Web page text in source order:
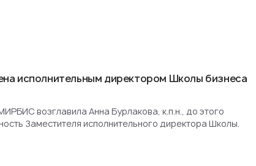
исполнительным директором Школы бизнеса
возглавила Анна Бурлакова, к.п.н., до этого
Заместителя исполнительного директора Школы.